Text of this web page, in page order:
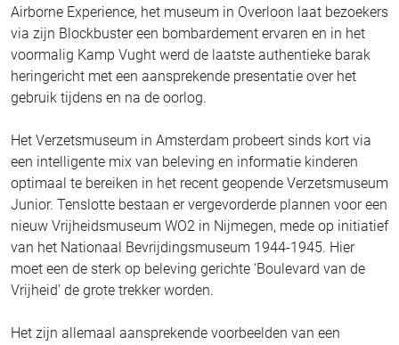
Airborne Experience, het museum in Overloon laat bezoekers
via zijn Blockbuster een bombardement ervaren en in het
voormalig Kamp Vught werd de laatste authentieke barak
heringericht met een aansprekende presentatie over het
gebruik tijdens en na de oorlog.
Het Verzetsmuseum in Amsterdam probeert sinds kort via
een intelligente mix van beleving en informatie kinderen
optimaal te bereiken in het recent geopende Verzetsmuseum
Junior. Tenslotte bestaan er vergevorderde plannen voor een
nieuw Vrijheidsmuseum WO2 in Nijmegen, mede op initiatief
van het Nationaal Bevrijdingsmuseum 1944-1945. Hier
moet een de sterk op beleving gerichte ‘Boulevard van de
Vrijheid’ de grote trekker worden.
Het zijn allemaal aansprekende voorbeelden van een